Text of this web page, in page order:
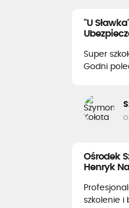
"U
Super
Godni
Ośrodek
Henryk
szkolenie i